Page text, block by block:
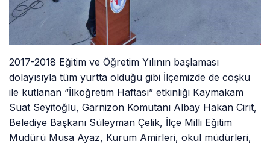
2017-2018 Eğitim ve Öğretim Yılının başlaması
dolayısıyla tüm yurtta olduğu gibi İlçemizde de coşku
ile kutlanan “İlköğretim Haftası” etkinliği Kaymakam
Suat Seyitoğlu, Garnizon Komutanı Albay Hakan Cirit,
Belediye Başkanı Süleyman Çelik, İlçe Milli Eğitim
Müdürü Musa Ayaz, Kurum Amirleri, okul müdürleri,